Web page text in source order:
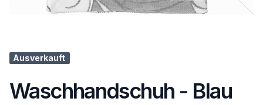
Ausverkauft
Waschhandschuh - Blau